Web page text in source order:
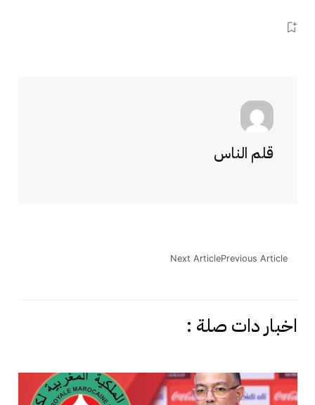
قلم الناس
Previous Article
Next Article
اخبار دات صلة :